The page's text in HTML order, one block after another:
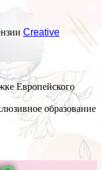
Creative
Европейского
образование